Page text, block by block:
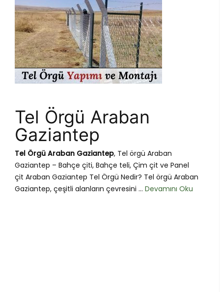
Tel Örgü Araban
Gaziantep
Tel Örgü Araban Gaziantep, Tel örgü Araban
Gaziantep – Bahçe çiti, Bahçe teli, Çim çit ve Panel
çit Araban Gaziantep Tel Örgü Nedir? Tel örgü Araban
Gaziantep, çeşitli alanların çevresini ... Devamını Oku